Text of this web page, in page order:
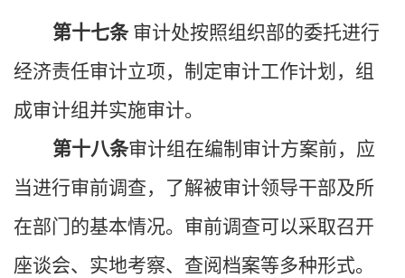
第十七条 审计处按照组织部的委托进行
经济责任审计立项，制定审计工作计划，组
成审计组并实施审计。
第十八条审计组在编制审计方案前，应
当进行审前调查，了解被审计领导干部及所
在部门的基本情况。审前调查可以采取召开
座谈会、实地考察、查阅档案等多种形式。